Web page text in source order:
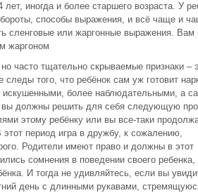
иногда и более старшего возраста. У
способы выражения, и всё чаще и
сленговые или жаргонные выражения. Вам
жаргоном
часто тщательно скрываемые признаки –
того, что ребёнок сам уж готовит
более наблюдательными, а
вы должны решить для себя следующую
этому ребёнку или вы все-таки
период игра в дружбу, к сожалению,
Родители имеют право и должны в этот
сомнения в поведении своего ребенка,
И тогда не удивляйтесь, если вы
день с длинными рукавами,